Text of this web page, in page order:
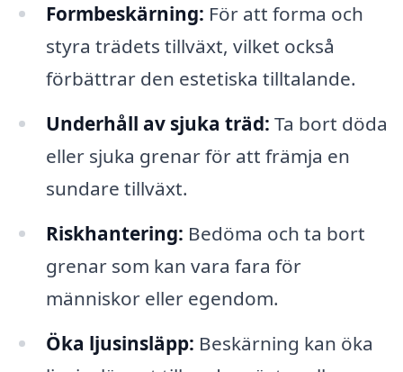
Formbeskärning: För att forma och
styra trädets tillväxt, vilket också
förbättrar den estetiska tilltalande.
Underhåll av sjuka träd: Ta bort döda
eller sjuka grenar för att främja en
sundare tillväxt.
Riskhantering: Bedöma och ta bort
grenar som kan vara fara för
människor eller egendom.
Öka ljusinsläpp: Beskärning kan öka